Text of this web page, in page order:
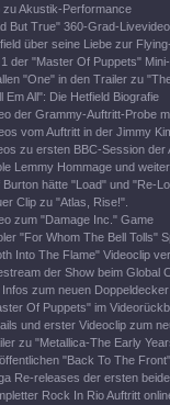
zu Akustik-Performance
But True" 360-Grad-Livevideo
über seine Liebe zur
1 der "Master Of Puppets"
"One" in den Trailer zu
Em All": Die Hetfield Biografie
der Grammy-Auftritt-Probe
vom Auftritt in der Jimmy
zu ersten BBC-Session der
Lemmy Hommage und
Burton hätte "Load" und "Re-
Clip zu "Atlas, Rise!".
zum "Damage Inc." Game
"For Whom The Bell Tolls"
Into The Flame" Videoclip
der Show beim Global
Infos zum neuen
Of Puppets" im
und erster Videoclip zum
zu "Metallica-The Early
"Back To The
Re-releases der ersten
Rock In Rio Auftritt